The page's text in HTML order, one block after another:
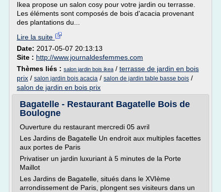
Ikea propose un salon cosy pour votre jardin ou terrasse.
Les éléments sont composés de bois d'acacia provenant
des plantations du...
Lire la suite
Date: 2017-05-07 20:13:13
Site : http://www.journaldesfemmes.com
Thèmes liés : salon jardin bois ikea / terrasse de jardin en bois
prix / salon jardin bois acacia / salon de jardin table basse bois /
salon de jardin en bois prix
Bagatelle - Restaurant Bagatelle Bois de
Boulogne
Ouverture du restaurant mercredi 05 avril
Les Jardins de Bagatelle Un endroit aux multiples facettes
aux portes de Paris
Privatiser un jardin luxuriant à 5 minutes de la Porte
Maillot
Les Jardins de Bagatelle, situés dans le XVIème
arrondissement de Paris, plongent ses visiteurs dans un